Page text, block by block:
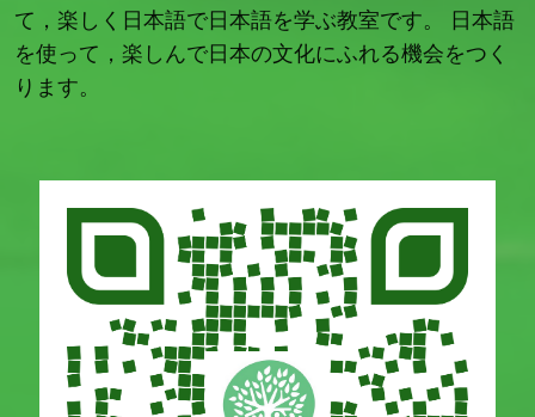
て，楽しく日本語で日本語を学ぶ教室です。 日本語
を使って，楽しんで日本の文化にふれる機会をつく
ります。